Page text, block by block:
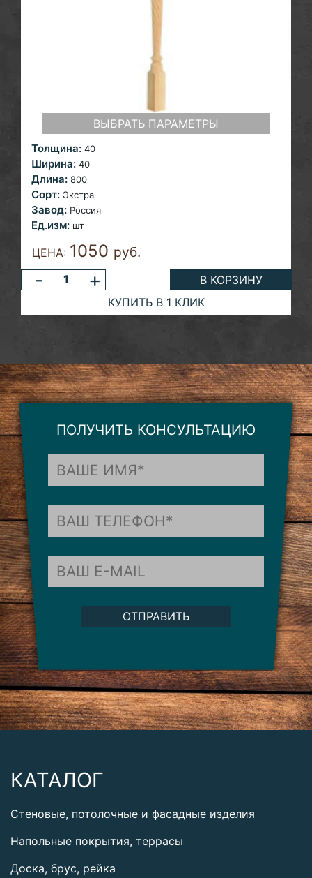
ВЫБРАТЬ ПАРАМЕТРЫ
Толщина: 40
Ширина: 40
Длина: 800
Сорт: Экстра
Завод: Россия
Ед.изм: шт
ЦЕНА: 1050 руб.
- +
В КОРЗИНУ
КУПИТЬ В 1 КЛИК
ПОЛУЧИТЬ КОНСУЛЬТАЦИЮ
ОТПРАВИТЬ
КАТАЛОГ
Стеновые, потолочные и фасадные изделия
Напольные покрытия, террасы
Доска, брус, рейка